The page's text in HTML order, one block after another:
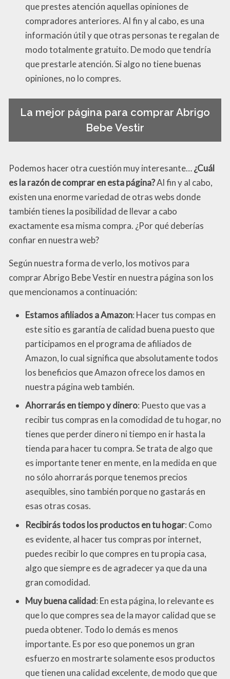
que prestes atención aquellas opiniones de
compradores anteriores. Al fin y al cabo, es una
información útil y que otras personas te regalan de
modo totalmente gratuito. De modo que tendría
que prestarle atención. Si algo no tiene buenas
opiniones, no lo compres.
La mejor página para comprar Abrigo
Bebe Vestir
Podemos hacer otra cuestión muy interesante…¿Cuál
es la razón de comprar en esta página?Al fin y al cabo,
existen una enorme variedad de otras webs donde
también tienes la posibilidad de llevar a cabo
exactamente esa misma compra. ¿Por qué deberías
confiar en nuestra web?
Según nuestra forma de verlo, los motivos para
comprar Abrigo Bebe Vestir en nuestra página son los
que mencionamos a continuación:
Estamos afiliados a Amazon: Hacer tus compas en
este sitio es garantía de calidad buena puesto que
participamos en el programa de afiliados de
Amazon, lo cual significa que absolutamente todos
los beneficios que Amazon ofrece los damos en
nuestra página web también.
Ahorrarás en tiempo y dinero: Puesto que vas a
recibir tus compras en la comodidad de tu hogar, no
tienes que perder dinero ni tiempo en ir hasta la
tienda para hacer tu compra. Se trata de algo que
es importante tener en mente, en la medida en que
no sólo ahorrarás porque tenemos precios
asequibles, sino también porque no gastarás en
esas otras cosas.
Recibirás todos los productos en tu hogar: Como
es evidente, al hacer tus compras por internet,
puedes recibir lo que compres en tu propia casa,
algo que siempre es de agradecer ya que da una
gran comodidad.
Muy buena calidad: En esta página, lo relevante es
que lo que compres sea de la mayor calidad que se
pueda obtener. Todo lo demás es menos
importante. Es por eso que ponemos un gran
esfuerzo en mostrarte solamente esos productos
que tienen una calidad excelente, de modo que que